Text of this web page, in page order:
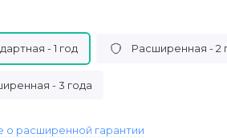
- 1 год Расширенная - 2
- 3 года
о расширенной гарантии